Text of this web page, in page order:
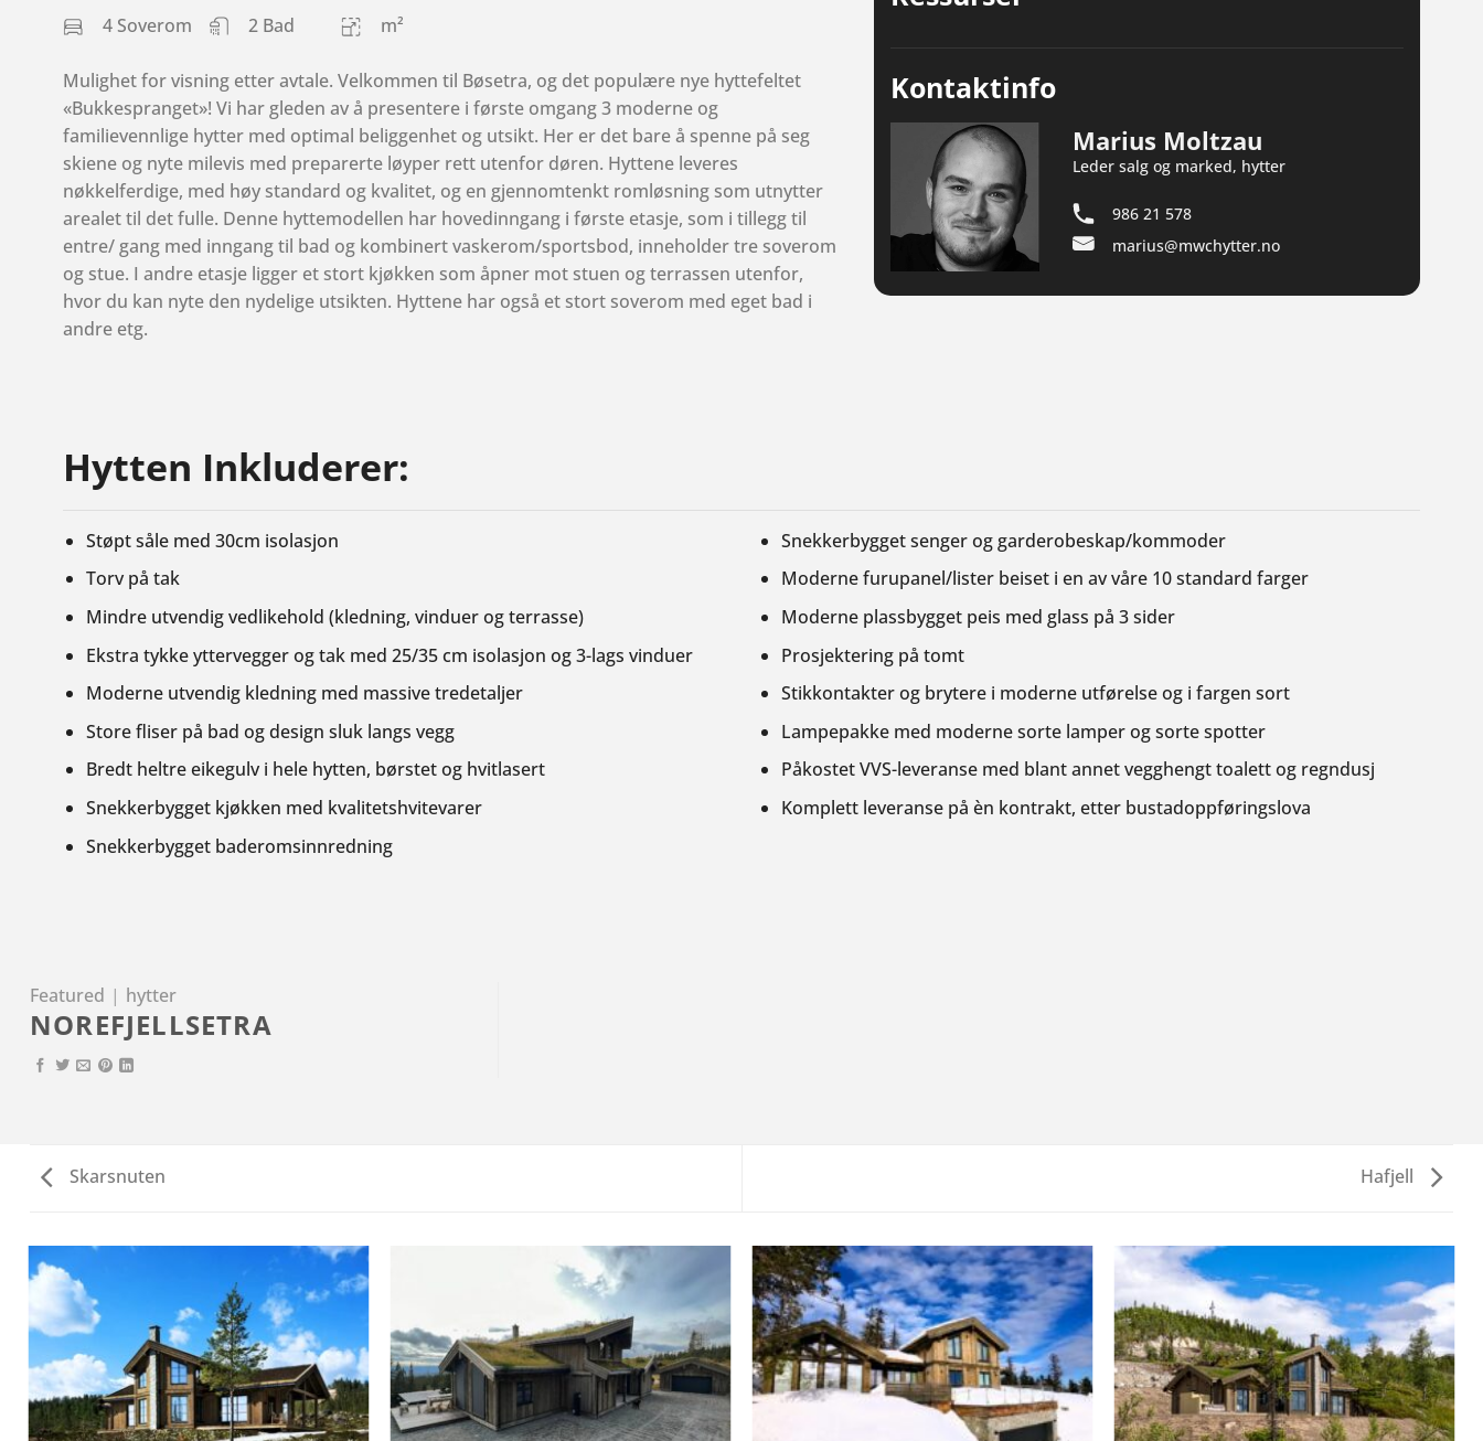
4 Soverom 2 Bad m²
Mulighet for visning etter avtale. Velkommen til Bøsetra, og det populære nye hyttefeltet
«Bukkespranget»! Vi har gleden av å presentere i første omgang 3 moderne og
familievennlige hytter med optimal beliggenhet og utsikt. Her er det bare å spenne på seg
skiene og nyte milevis med preparerte løyper rett utenfor døren. Hyttene leveres
nøkkelferdige, med høy standard og kvalitet, og en gjennomtenkt romløsning som utnytter
arealet til det fulle. Denne hyttemodellen har hovedinngang i første etasje, som i tillegg til
entre/ gang med inngang til bad og kombinert vaskerom/sportsbod, inneholder tre soverom
og stue. I andre etasje ligger et stort kjøkken som åpner mot stuen og terrassen utenfor,
hvor du kan nyte den nydelige utsikten. Hyttene har også et stort soverom med eget bad i
andre etg.
Kontaktinfo
Marius Moltzau
Leder salg og marked, hytter
986 21 578
marius@mwchytter.no
Hytten Inkluderer:
Støpt såle med 30cm isolasjon
Torv på tak
Mindre utvendig vedlikehold (kledning, vinduer og terrasse)
Ekstra tykke yttervegger og tak med 25/35 cm isolasjon og 3-lags vinduer
Moderne utvendig kledning med massive tredetaljer
Store fliser på bad og design sluk langs vegg
Bredt heltre eikegulv i hele hytten, børstet og hvitlasert
Snekkerbygget kjøkken med kvalitetshvitevarer
Snekkerbygget baderomsinnredning
Snekkerbygget senger og garderobeskap/kommoder
Moderne furupanel/lister beiset i en av våre 10 standard farger
Moderne plassbygget peis med glass på 3 sider
Prosjektering på tomt
Stikkontakter og brytere i moderne utførelse og i fargen sort
Lampepakke med moderne sorte lamper og sorte spotter
Påkostet VVS-leveranse med blant annet vegghengt toalett og regndusj
Komplett leveranse på èn kontrakt, etter bustadoppføringslova
Featured | hytter
NOREFJELLSETRA
Skarsnuten Hafjell